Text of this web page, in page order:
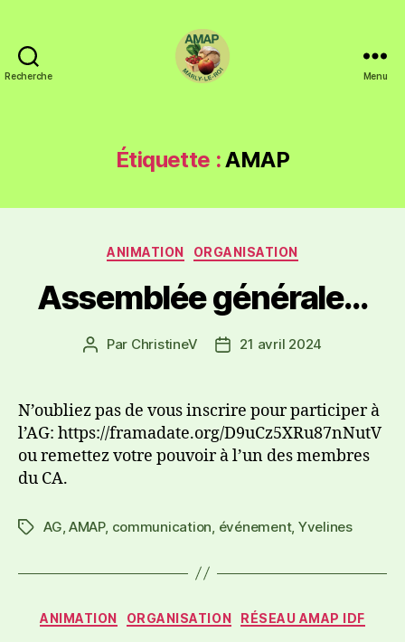
Recherche Menu
Étiquette :AMAP
ANIMATION ORGANISATION
Assemblée générale…
Par ChristineV 21 avril 2024
N’oubliez pas de vous inscrire pour participer à
l’AG: https://framadate.org/D9uCz5XRu87nNutV
ou remettez votre pouvoir à l’un des membres
du CA.
AG AMAP, communication événement, Yvelines
ANIMATION ORGANISATION RÉSEAU AMAP IDF